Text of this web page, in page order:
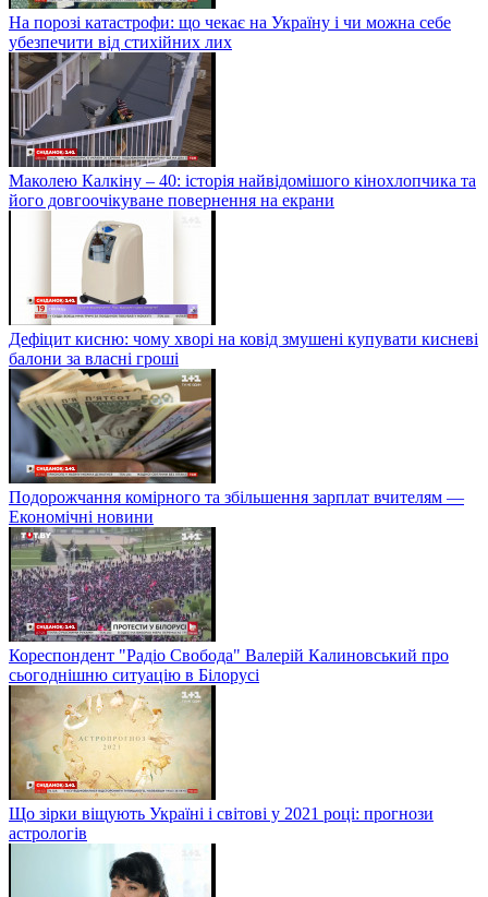
На порозі катастрофи: що чекає на Україну і чи можна себе
убезпечити від стихійних лих
Маколею Калкіну – 40: історія найвідомішого кінохлопчика та
його довгоочікуване повернення на екрани
Дефіцит кисню: чому хворі на ковід змушені купувати кисневі
балони за власні гроші
Подорожчання комірного та збільшення зарплат вчителям —
Економічні новини
Кореспондент "Радіо Свобода" Валерій Калиновський про
сьогоднішню ситуацію в Білорусі
Що зірки віщують Україні і світові у 2021 році: прогнози
астрологів